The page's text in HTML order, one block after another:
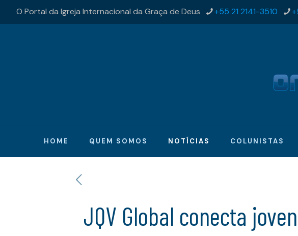
O Portal da Igreja Internacional da Graça de Deus +55 21 2141-3510
HOME QUEM SOMOS NOTÍCIAS COLUNISTAS
JQV Global conecta